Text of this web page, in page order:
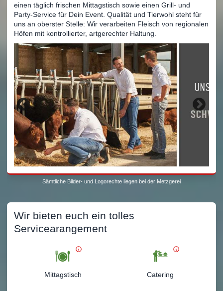
einen täglich frischen Mittagstisch sowie einen Grill- und
Party-Service für Dein Event. Qualität und Tierwohl steht für
uns an oberster Stelle: Wir verarbeiten Fleisch von regionalen
Höfen mit kontrollierter, artgerechter Haltung.
Sämtliche Bilder- und Logorechte liegen bei der Metzgerei
Wir bieten euch ein tolles
Servicearangement
Mittagstisch Catering